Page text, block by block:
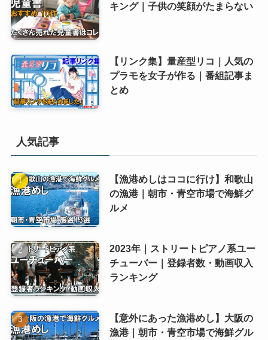
キング｜子供の笑顔がたまらない
【リンク集】量産型リコ｜人気の
プラモを女子が作る｜番組記事ま
とめ
人気記事
【漁港めしはココに行け】和歌山
の漁港｜朝市・青空市場で海鮮グ
ルメ
2023年｜ストリートピアノ系ユー
チューバー｜登録者数・動画収入
ランキング
【意外にあった漁港めし】大阪の
漁港｜朝市・青空市場で海鮮グル